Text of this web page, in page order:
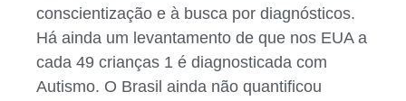
conscientização e à busca por diagnósticos.
Há ainda um levantamento de que nos EUA a
cada 49 crianças 1 é diagnosticada com
Autismo. O Brasil ainda não quantificou